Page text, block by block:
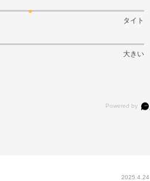
タイト
大きい
2025.4.24